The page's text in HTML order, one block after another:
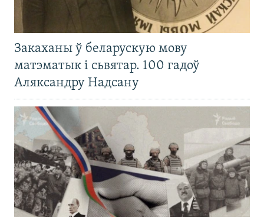
Закаханы ў беларускую мову
матэматык і сьвятар. 100 гадоў
Аляксандру Надсану